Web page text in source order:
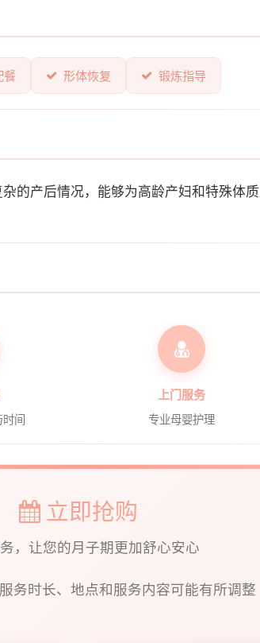
餐 形体恢复 锻炼指导
的产后情况，能够为高龄产妇和特殊体
间
上门服务
专业母婴护理
立即抢购
，让您的月子期更加舒心安心
务时长、地点和服务内容可能有所调整